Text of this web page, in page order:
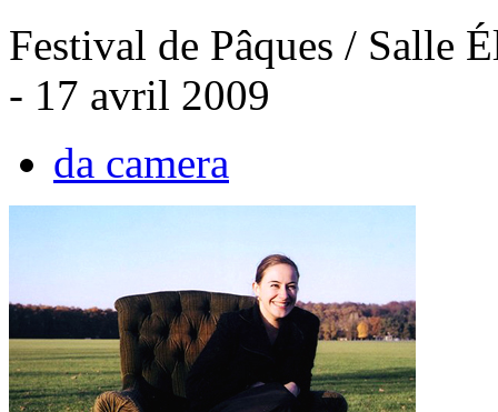
Festival de Pâques / Salle
- 17 avril 2009
da camera